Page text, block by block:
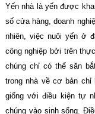
Yến nhà là yến được
số cửa hàng, doanh
nhiên, việc nuôi yến ở
công nghiệp bởi trên
chúng chỉ có thể săn
trong nhà về cơ bản
giống với điều kiện tự
chúng vào sinh sống.